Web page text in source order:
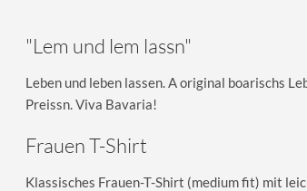
"Lem und lem lassn"
Leben und leben lassen. A original boarischs
Preissn. Viva Bavaria!
Frauen T-Shirt
Klassisches Frauen-T-Shirt (medium fit) mit